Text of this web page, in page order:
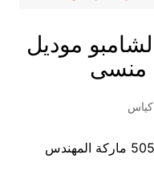
الشامبو موديل
آلة التعبئة والتغليف الشامبو موديل 505 ماركة المهندس